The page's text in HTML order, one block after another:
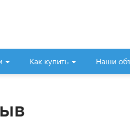
Как купить Наши